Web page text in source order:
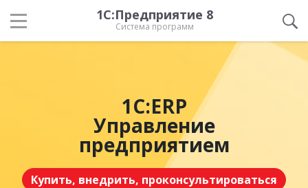
1С:Предприятие 8
Система программ
1С:ERP
Управление
предприятием
Купить, внедрить, проконсультироваться